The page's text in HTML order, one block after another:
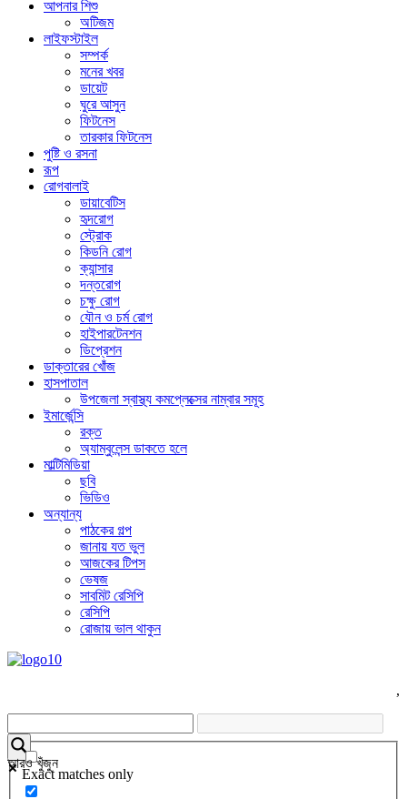
আপনার শিশু
অটিজম
লাইফস্টাইল
সম্পর্ক
মনের খবর
ডায়েট
ঘুরে আসুন
ফিটনেস
তারকার ফিটনেস
পুষ্টি ও রসনা
রূপ
রোগবালাই
ডায়াবেটিস
হৃদরোগ
স্ট্রোক
কিডনি রোগ
ক্যান্সার
দন্তরোগ
চক্ষু রোগ
যৌন ও চর্ম রোগ
হাইপারটেনশন
ডিপ্রেশন
ডাক্তারের খোঁজ
হাসপাতাল
উপজেলা স্বাস্থ্য কমপ্লেক্সের নাম্বার সমূহ
ইমার্জেন্সি
রক্ত
অ্যাম্বুলেন্স ডাকতে হলে
মাল্টিমিডিয়া
ছবি
ভিডিও
অন্যান্য
পাঠকের গল্প
জানায় যত ভুল
আজকের টিপস
ভেষজ
সাবমিট রেসিপি
রেসিপি
রোজায় ভাল থাকুন
,
আরও খুঁজুন
Exact matches only